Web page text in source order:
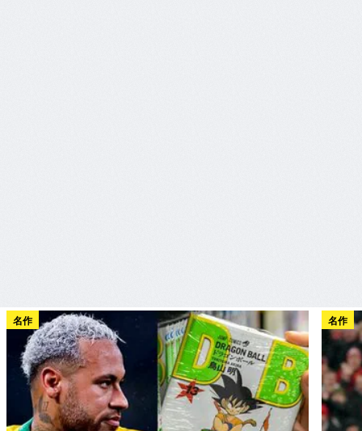
名作 名作